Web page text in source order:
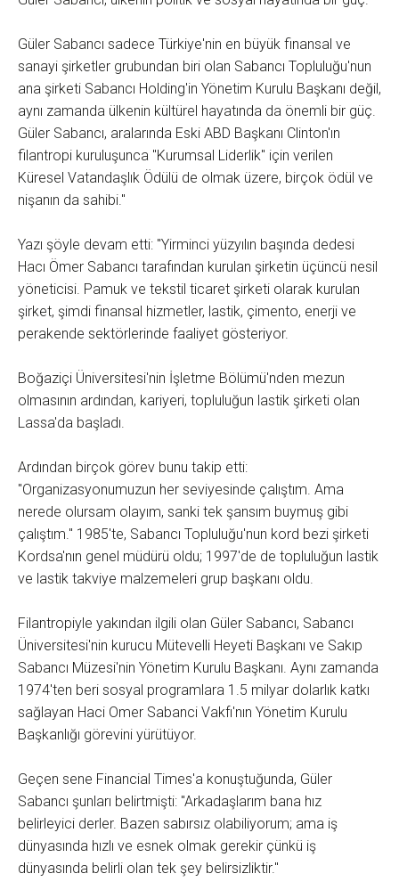
Güler Sabancı sadece Türkiye'nin en büyük finansal ve
sanayi şirketler grubundan biri olan Sabancı Topluluğu'nun
ana şirketi Sabancı Holding'in Yönetim Kurulu Başkanı değil,
aynı zamanda ülkenin kültürel hayatında da önemli bir güç.
Güler Sabancı, aralarında Eski ABD Başkanı Clinton'ın
filantropi kuruluşunca "Kurumsal Liderlik" için verilen
Küresel Vatandaşlık Ödülü de olmak üzere, birçok ödül ve
nişanın da sahibi."
Yazı şöyle devam etti: "Yirminci yüzyılın başında dedesi
Hacı Ömer Sabancı tarafından kurulan şirketin üçüncü nesil
yöneticisi. Pamuk ve tekstil ticaret şirketi olarak kurulan
şirket, şimdi finansal hizmetler, lastik, çimento, enerji ve
perakende sektörlerinde faaliyet gösteriyor.
Boğaziçi Üniversitesi'nin İşletme Bölümü'nden mezun
olmasının ardından, kariyeri, topluluğun lastik şirketi olan
Lassa'da başladı.
Ardından birçok görev bunu takip etti:
"Organizasyonumuzun her seviyesinde çalıştım. Ama
nerede olursam olayım, sanki tek şansım buymuş gibi
çalıştım." 1985'te, Sabancı Topluluğu'nun kord bezi şirketi
Kordsa'nın genel müdürü oldu; 1997'de de topluluğun lastik
ve lastik takviye malzemeleri grup başkanı oldu.
Filantropiyle yakından ilgili olan Güler Sabancı, Sabancı
Üniversitesi'nin kurucu Mütevelli Heyeti Başkanı ve Sakıp
Sabancı Müzesi'nin Yönetim Kurulu Başkanı. Aynı zamanda
1974'ten beri sosyal programlara 1.5 milyar dolarlık katkı
sağlayan Haci Omer Sabanci Vakfı'nın Yönetim Kurulu
Başkanlığı görevini yürütüyor.
Geçen sene Financial Times'a konuştuğunda, Güler
Sabancı şunları belirtmişti: "Arkadaşlarım bana hız
belirleyici derler. Bazen sabırsız olabiliyorum; ama iş
dünyasında hızlı ve esnek olmak gerekir çünkü iş
dünyasında belirli olan tek şey belirsizliktir."